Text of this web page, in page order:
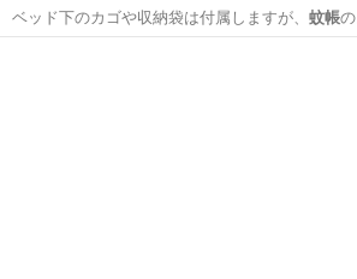
ベッド下のカゴや収納袋は付属しますが、 蚊帳
しないため捨ててし…